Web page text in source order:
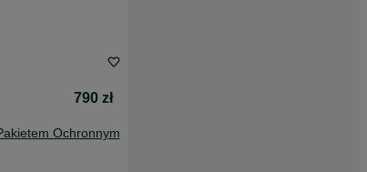
790 zł
Ochronnym